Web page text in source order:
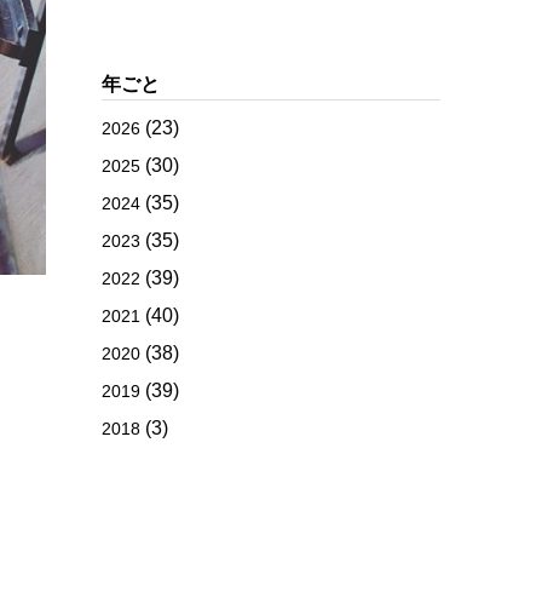
年ごと
2026 (23)
2025 (30)
2024 (35)
2023 (35)
2022 (39)
2021 (40)
2020 (38)
2019 (39)
2018 (3)